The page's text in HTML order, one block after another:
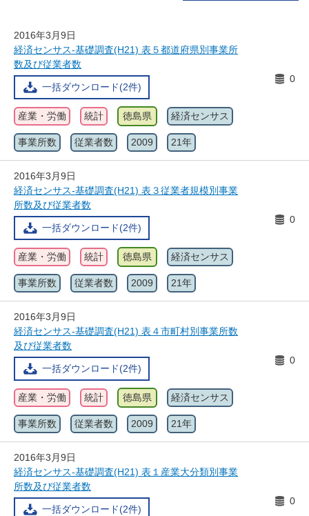
2016年3月9日
経済センサス-基礎調査(H21) 表５都道府県別事業所
数及び従業者数
一括ダウンロード(2件)
0
産業・労働 統計 徳島県 経済センサス
事業所数 従業者数 2009 21年
2016年3月9日
経済センサス-基礎調査(H21) 表３従業者規模別事業
所数及び従業者数
一括ダウンロード(2件)
0
産業・労働 統計 徳島県 経済センサス
事業所数 従業者数 2009 21年
2016年3月9日
経済センサス-基礎調査(H21) 表４市町村別事業所数
及び従業者数
一括ダウンロード(2件)
0
産業・労働 統計 徳島県 経済センサス
事業所数 従業者数 2009 21年
2016年3月9日
経済センサス-基礎調査(H21) 表１産業大分類別事業
所数及び従業者数
一括ダウンロード(2件)
0